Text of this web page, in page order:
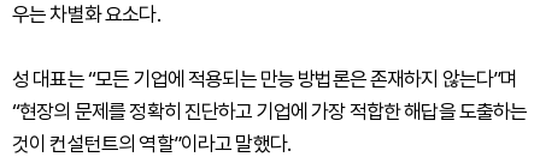
우는 차별화 요소다.
성 대표는 “모든 기업에 적용되는 만능 방법론은 존재하지 않는다”며
“현장의 문제를 정확히 진단하고 기업에 가장 적합한 해답을 도출하는
것이 컨설턴트의 역할”이라고 말했다.